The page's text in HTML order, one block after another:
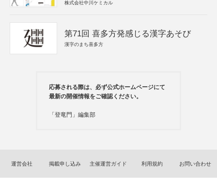
株式会社中川ケミカル
第71回 喜多方発感じる漢字あそび
漢字のまち喜多方
応募される際は、必ず公式ホームページにて
最新の開催情報をご確認ください。
「登竜門」編集部
運営会社 掲載申し込み 主催運営ガイド 利用規約 お問い合わせ